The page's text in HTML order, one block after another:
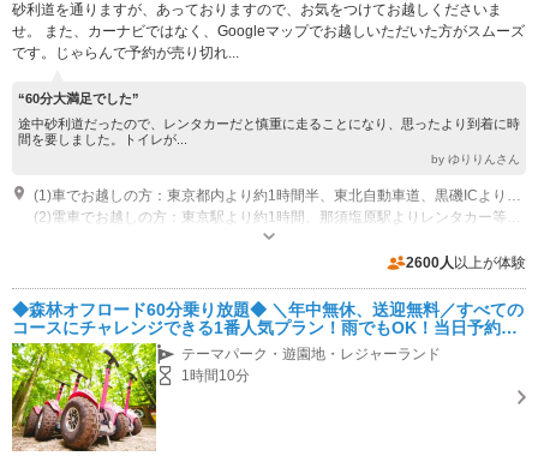
砂利道を通りますが、あっておりますので、お気をつけてお越しくださいま
せ。 また、カーナビではなく、Googleマップでお越しいただいた方がスムーズ
です。じゃらんで予約が売り切れ...
“60分大満足でした”
途中砂利道だったので、レンタカーだと慎重に走ることになり、思ったより到着に時
間を要しました。トイレが...
by ゆりりんさん
(1)車でお越しの方：東京都内より約1時間半、東北自動車道、黒磯ICよりお越しください。
2600人 以上が体験
◆森林オフロード60分乗り放題◆ ＼年中無休、送迎無料／すべての
コースにチャレンジできる1番人気プラン！雨でもOK！当日予約な
し乗車可能です♪誰でも5秒で乗れる！テーマパーク・遊園地・レジャーランド
1時間10分